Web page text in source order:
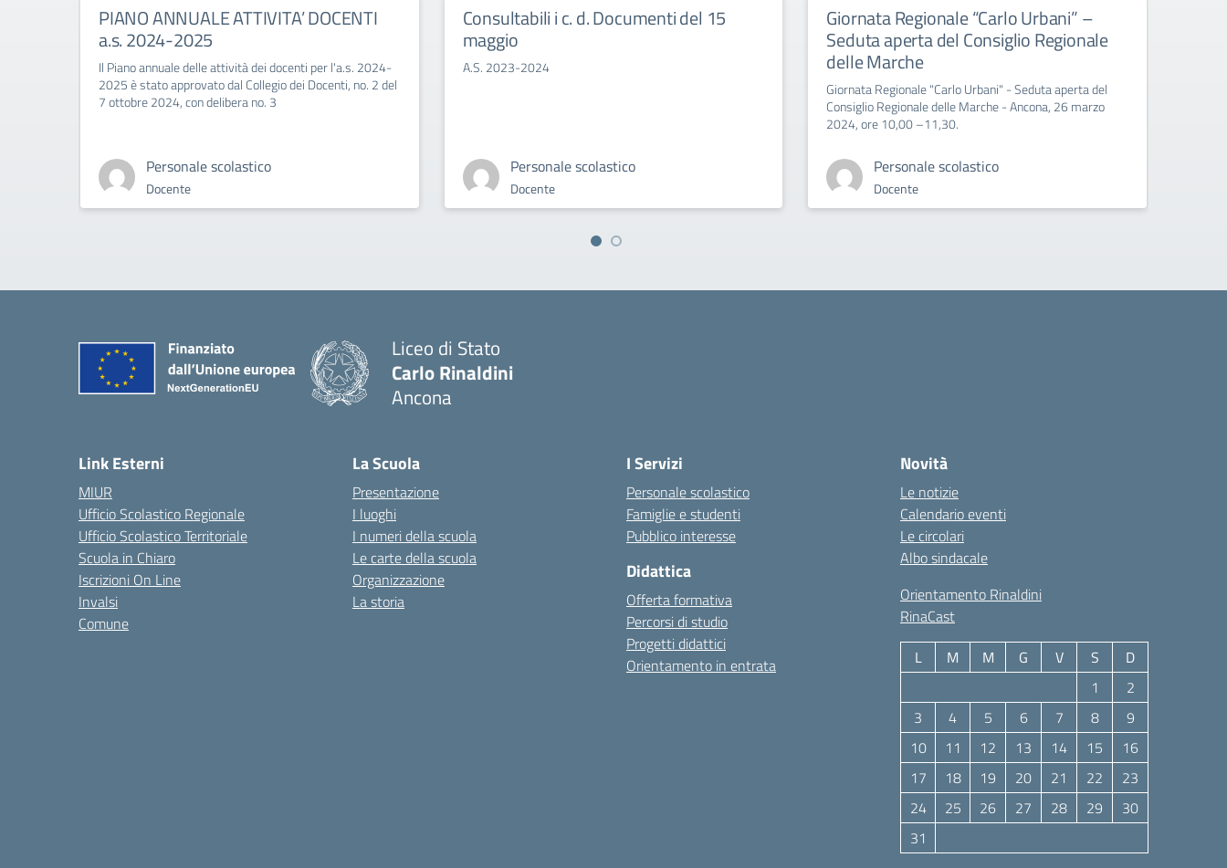
PIANO ANNUALE ATTIVITA’ DOCENTI
a.s. 2024-2025
Il Piano annuale delle attività dei docenti per l'a.s. 2024-
2025 è stato approvato dal Collegio dei Docenti, no. 2 del
7 ottobre 2024, con delibera no. 3
Personale scolastico
Docente
Consultabili i c. d. Documenti del 15
maggio
A.S. 2023-2024
Personale scolastico
Docente
Giornata Regionale “Carlo Urbani” –
Seduta aperta del Consiglio Regionale
delle Marche
Giornata Regionale "Carlo Urbani" - Seduta aperta del
Consiglio Regionale delle Marche - Ancona, 26 marzo
2024, ore 10,00 –11,30.
Personale scolastico
Docente
Liceo di Stato
Carlo Rinaldini
Ancona
Link Esterni
MIUR
Ufficio Scolastico Regionale
Ufficio Scolastico Territoriale
Scuola in Chiaro
Iscrizioni On Line
Invalsi
Comune
La Scuola
Presentazione
I luoghi
I numeri della scuola
Le carte della scuola
Organizzazione
La storia
I Servizi
Personale scolastico
Famiglie e studenti
Pubblico interesse
Didattica
Offerta formativa
Percorsi di studio
Progetti didattici
Orientamento in entrata
Novità
Le notizie
Calendario eventi
Le circolari
Albo sindacale
Orientamento Rinaldini
RinaCast
L M M G V S
D
1
2
3
4 5 6 7 8
9
10
11 12 13 14 15
16
17
18 19 20 21 22
23
24
25 26 27 28 29
30
31